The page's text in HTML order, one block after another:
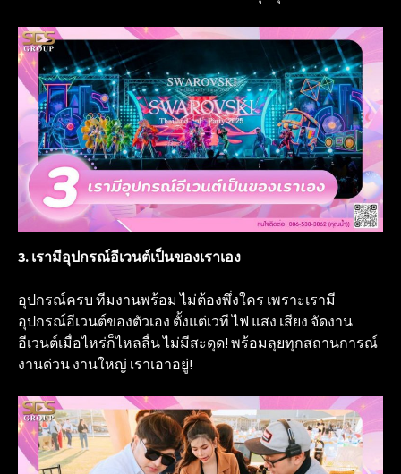
3. เรามีอุปกรณ์อีเวนต์เป็นของเราเอง
อุปกรณ์ครบ ทีมงานพร้อม ไม่ต้องพึ่งใคร เพราะเรามี
อุปกรณ์อีเวนต์ของตัวเอง ตั้งแต่เวที ไฟ แสง เสียง จัดงาน
อีเวนต์เมื่อไหร่ก็ไหลลื่น ไม่มีสะดุด! พร้อมลุยทุกสถานการณ์
งานด่วน งานใหญ่ เราเอาอยู่!